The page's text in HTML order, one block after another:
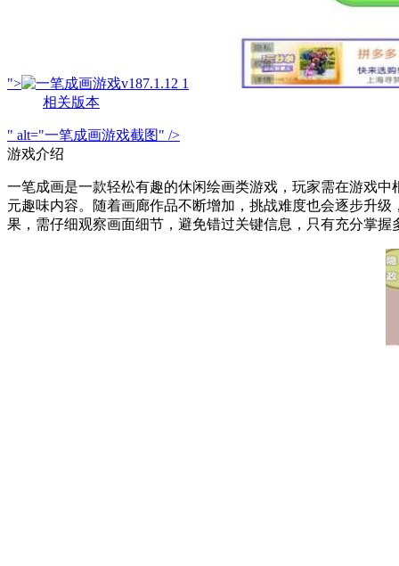
">
相关版本
" alt="一笔成画游戏截图" />
游戏介绍
一笔成画是一款轻松有趣的休闲绘画类游戏，玩家需在游戏
元趣味内容。随着画廊作品不断增加，挑战难度也会逐步升
果，需仔细观察画面细节，避免错过关键信息，只有充分掌